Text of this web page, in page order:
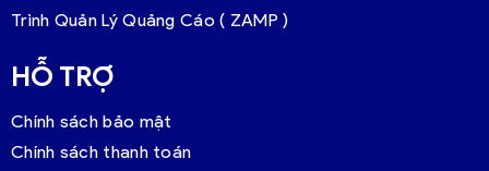
Trình Quản Lý Quảng Cáo ( ZAMP )
HỖ TRỢ
Chính sách bảo mật
Chính sách thanh toán